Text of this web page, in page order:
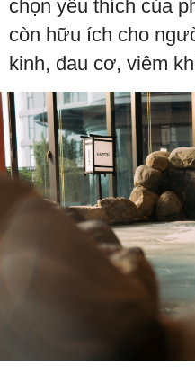
chọn yêu thích của
còn hữu ích cho
kinh, đau cơ, viêm